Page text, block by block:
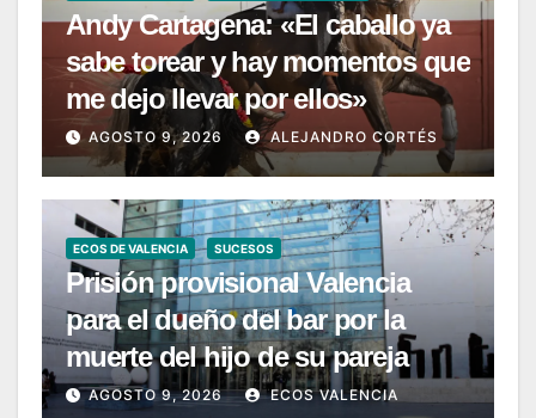
Andy Cartagena: «El caballo ya
sabe torear y hay momentos que
me dejo llevar por ellos»
AGOSTO 9, 2026 ALEJANDRO CORTÉS
ECOS DE VALENCIA SUCESOS
Prisión provisional Valencia
para el dueño del bar por la
muerte del hijo de su pareja
AGOSTO 9, 2026 ECOS VALENCIA